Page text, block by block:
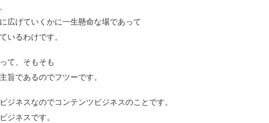
広げていくかに一生懸命な場であって
いるわけです。
て、そもそも
旨であるのでフツーです。
ジネスなのでコンテンツビジネスのことです。
ジネスです。